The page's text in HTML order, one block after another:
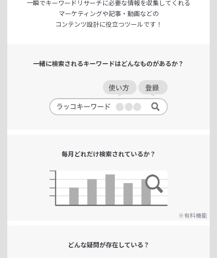
一瞬でキーワードリサーチに必要な情報を収集してくれる
マーケティングや記事・動画などの
コンテンツ設計に役立つツールです！
一緒に検索されるキーワードはどんなものがあるか？
毎月どれだけ検索されているか？
※有料機能
どんな疑問が存在している？